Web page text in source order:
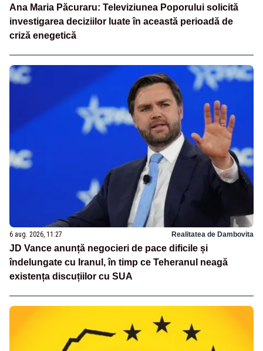
Ana Maria Păcuraru: Televiziunea Poporului solicită
investigarea deciziilor luate în această perioadă de
criză enegetică
6 aug. 2026, 11:27 Realitatea de Dambovita
JD Vance anunță negocieri de pace dificile și
îndelungate cu Iranul, în timp ce Teheranul neagă
existența discuțiilor cu SUA